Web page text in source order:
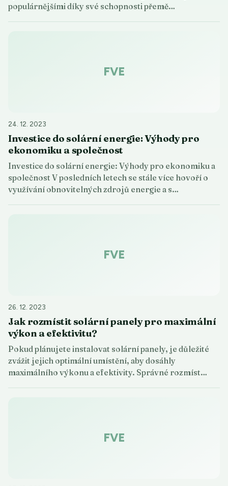
populárnějšími díky své schopnosti přemě…
FVE
24. 12. 2023
Investice do solární energie: Výhody pro
ekonomiku a společnost
Investice do solární energie: Výhody pro ekonomiku a
společnost V posledních letech se stále více hovoří o
využívání obnovitelných zdrojů energie a s…
FVE
26. 12. 2023
Jak rozmístit solární panely pro maximální
výkon a efektivitu?
Pokud plánujete instalovat solární panely, je důležité
zvážit jejich optimální umístění, aby dosáhly
maximálního výkonu a efektivity. Správné rozmíst…
FVE